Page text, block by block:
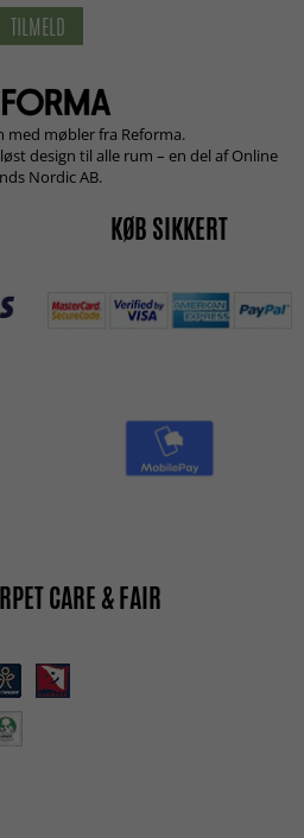
TILMELD
med møbler fra Reforma.
design til alle rum – en del af Online
Nordic AB.
KØB SIKKERT
CARE & FAIR